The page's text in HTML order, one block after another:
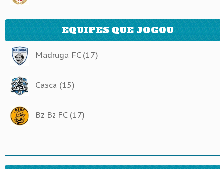
EQUIPES QUE JOGOU
Madruga FC (17)
Casca (15)
Bz Bz FC (17)